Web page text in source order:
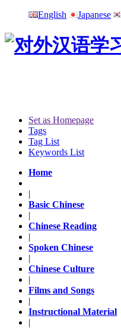
English Japanese
Set as Homepage
Tags
Tag List
Keywords List
Home
|
Basic Chinese
|
Chinese Reading
|
Spoken Chinese
|
Chinese Culture
|
Films and Songs
|
Instructional Material
|